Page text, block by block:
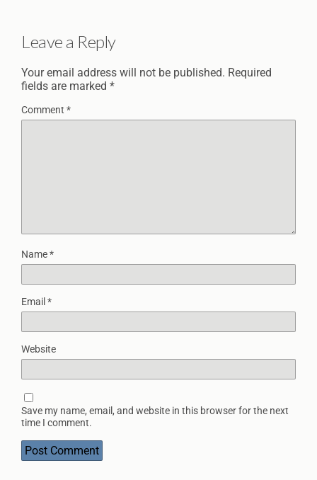
Leave a Reply
Your email address will not be published. Required
fields are marked *
Comment *
Name*
Email *
Website
Save my name, email, and website in this browser for the next
time I comment.